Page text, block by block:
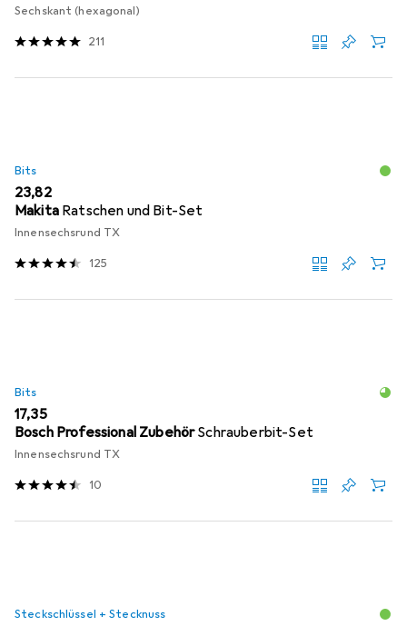
Sechskant (hexagonal)
211
Bits
EUR
23,82
Makita Ratschen und Bit-Set
Innensechsrund TX
125
Bits
EUR
17,35
Bosch Professional ZubehörSchrauberbit-Set
Innensechsrund TX
10
Steckschlüssel + Stecknuss